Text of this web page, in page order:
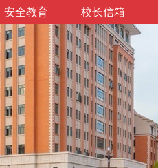
安全教育 校长信箱